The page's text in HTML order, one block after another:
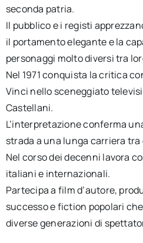
seconda patria.
Il pubblico e i registi
il portamento elegante e la
personaggi molto diversi tra
Nel 1971 conquista la critica
Vinci nello sceneggiato
Castellani.
L’interpretazione conferma
strada a una lunga carriera
Nel corso dei decenni lavora
italiani e internazionali.
Partecipa a film d’autore,
successo e fiction popolari
diverse generazioni di